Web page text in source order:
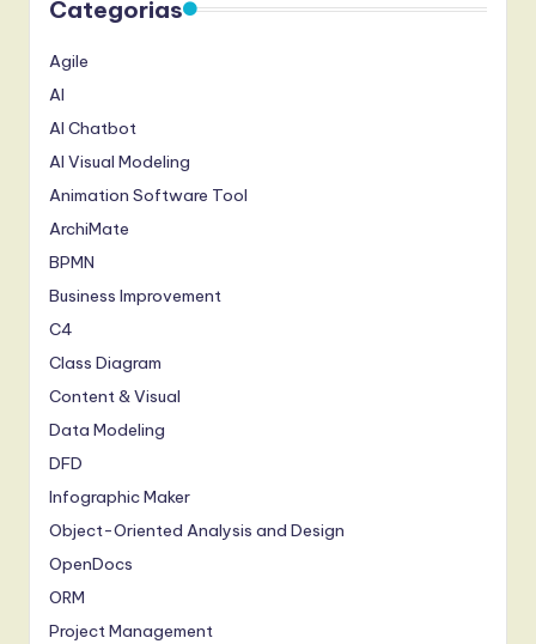
Categorias
Agile
AI
AI Chatbot
AI Visual Modeling
Animation Software Tool
ArchiMate
BPMN
Business Improvement
C4
Class Diagram
Content & Visual
Data Modeling
DFD
Infographic Maker
Object-Oriented Analysis and Design
OpenDocs
ORM
Project Management